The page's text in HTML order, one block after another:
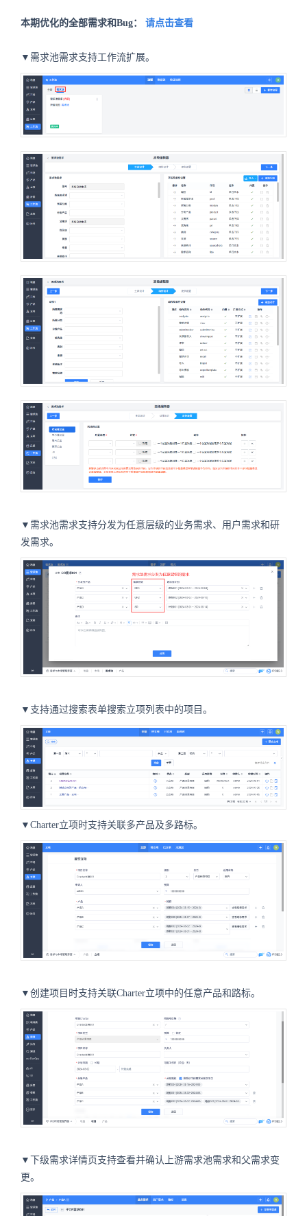
本期优化的全部需求和Bug： 请点击查看
▼需求池需求支持工作流扩展。
▼需求池需求支持分发为任意层级的业务需求、用户需求和研
发需求。
▼支持通过搜索表单搜索立项列表中的项目。
▼Charter立项时支持关联多产品及多路标。
▼创建项目时支持关联Charter立项中的任意产品和路标。
▼下级需求详情页支持查看并确认上游需求池需求和父需求变
更。